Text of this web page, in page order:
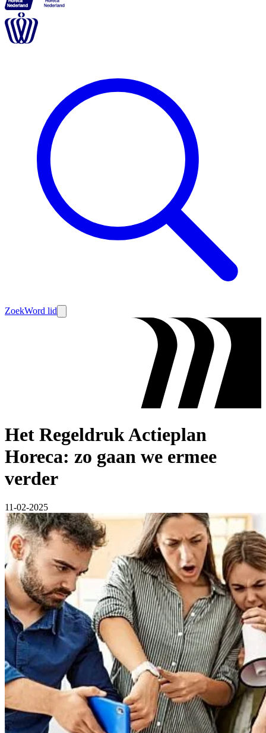
ZoekWord lid
Het Regeldruk Actieplan
Horeca: zo gaan we ermee
verder
11-02-2025